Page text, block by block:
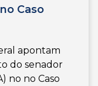
Caso
apontam
do senador
no no Caso